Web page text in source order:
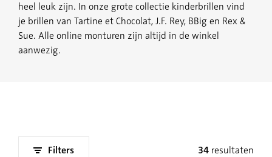
heel leuk zijn. In onze grote collectie kinderbrillen vind
je brillen van Tartine et Chocolat, J.F. Rey, BBig en Rex &
Sue. Alle online monturen zijn altijd in de winkel
aanwezig.
Filters 34 resultaten